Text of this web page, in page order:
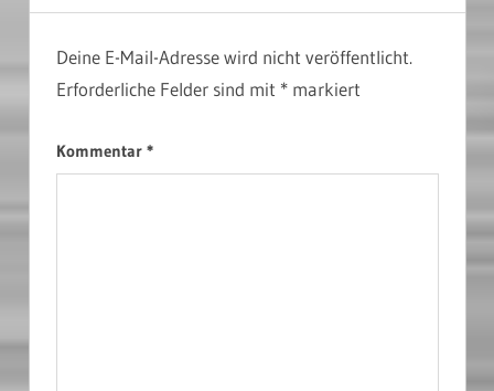
Deine E-Mail-Adresse wird nicht veröffentlicht.
Erforderliche Felder sind mit *markiert
Kommentar *